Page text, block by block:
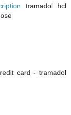
tramadol hcl
card - tramadol